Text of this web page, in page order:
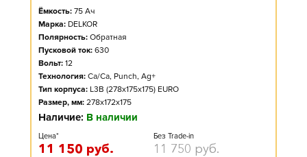
Ёмкость: 75 Ач
Марка: DELKOR
Полярность: Обратная
Пусковой ток: 630
Вольт: 12
Технология: Ca/Ca, Punch, Ag+
Тип корпуса: L3B (278x175x175) EURO
Размер, мм: 278x172x175
Наличие: В наличии
Цена*
11 150 руб.
Без Trade-in
11 750 руб.